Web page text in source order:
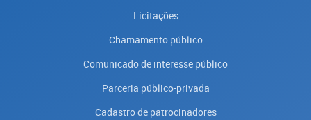
Licitações
Chamamento público
Comunicado de interesse público
Parceria público-privada
Cadastro de patrocinadores